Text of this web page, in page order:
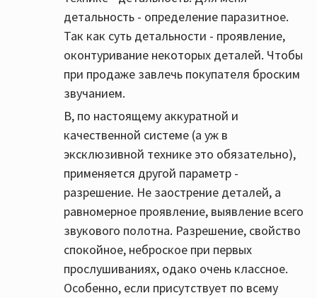
детальность - определение паразитное.
Так как суть детальности - проявление,
оконтуривание некоторых деталей. Чтобы
при продаже завлечь покупателя броским
звучанием.
В, по настоящему аккуратной и
качественной системе (а уж в
эксклюзивной технике это обязательно),
применяется другой параметр -
разрешение. Не заострение деталей, а
равномерное проявление, выявление всего
звукового полотна. Разрешение, свойство
спокойное, неброское при первых
прослушиваниях, одако очень классное.
Особенно, если присутствует по всему